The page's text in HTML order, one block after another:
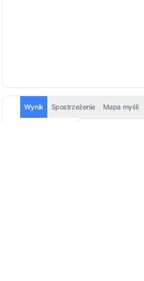
Wynik Spostrzeżenia Mapa myśli